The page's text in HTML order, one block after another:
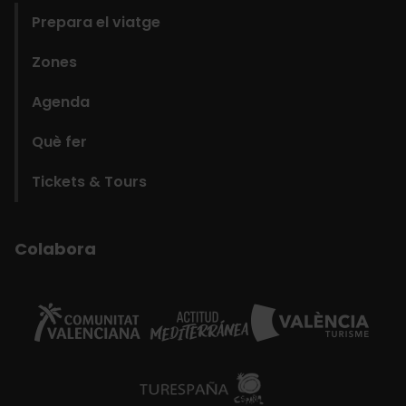
Prepara el viatge
Zones
Agenda
Què fer
Tickets & Tours
Colabora